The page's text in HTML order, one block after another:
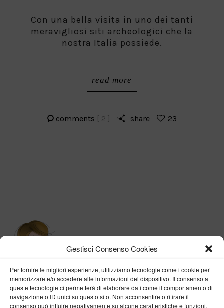
Gestisci Consenso Cookies
Per fornire le migliori esperienze, utilizziamo tecnologie come i cookie per
memorizzare e/o accedere alle informazioni del dispositivo. Il consenso a
queste tecnologie ci permetterà di elaborare dati come il comportamento di
navigazione o ID unici su questo sito. Non acconsentire o ritirare il
consenso può influire negativamente su alcune caratteristiche e funzioni.
Con una bella visita in uno dei tanti
meravigliosi siti archeologici che la
nostra Italia possiede.
read more
comments [ 2 ] share 23